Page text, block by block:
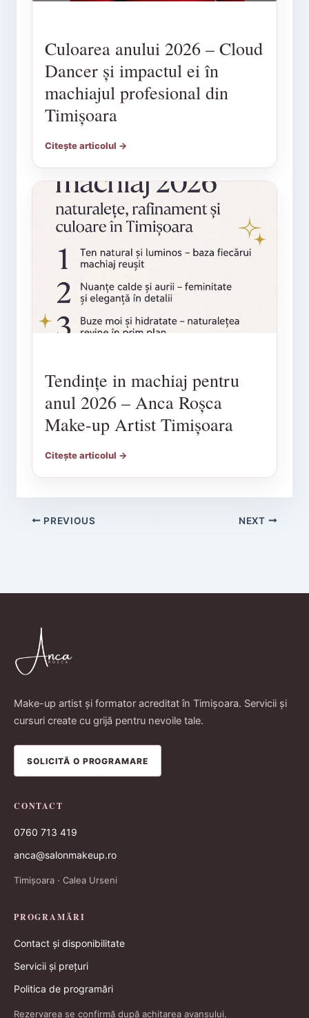
Culoarea anului 2026 – Cloud
Dancer și impactul ei în
machiajul profesional din
Timișoara
Citește articolul →
Tendințe in machiaj pentru
anul 2026 – Anca Roșca
Make-up Artist Timișoara
Citește articolul →
PREVIOUS NEXT
Make-up artist și formator acreditat în Timișoara. Servicii și
cursuri create cu grijă pentru nevoile tale.
SOLICITĂ O PROGRAMARE
CONTACT
0760 713 419
anca@salonmakeup.ro
Timișoara · Calea Urseni
PROGRAMĂRI
Contact și disponibilitate
Servicii și prețuri
Politica de programări
Rezervarea se confirmă după achitarea avansului.